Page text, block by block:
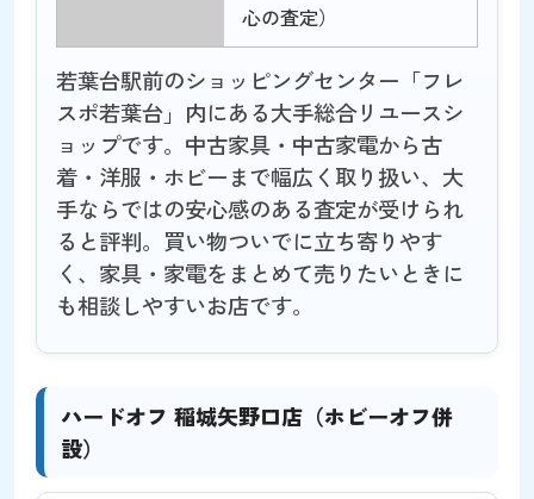
心の査定）
若葉台駅前のショッピングセンター「フレ
スポ若葉台」内にある大手総合リユースシ
ョップです。中古家具・中古家電から古
着・洋服・ホビーまで幅広く取り扱い、大
手ならではの安心感のある査定が受けられ
ると評判。買い物ついでに立ち寄りやす
く、家具・家電をまとめて売りたいときに
も相談しやすいお店です。
ハードオフ 稲城矢野口店（ホビーオフ併
設）